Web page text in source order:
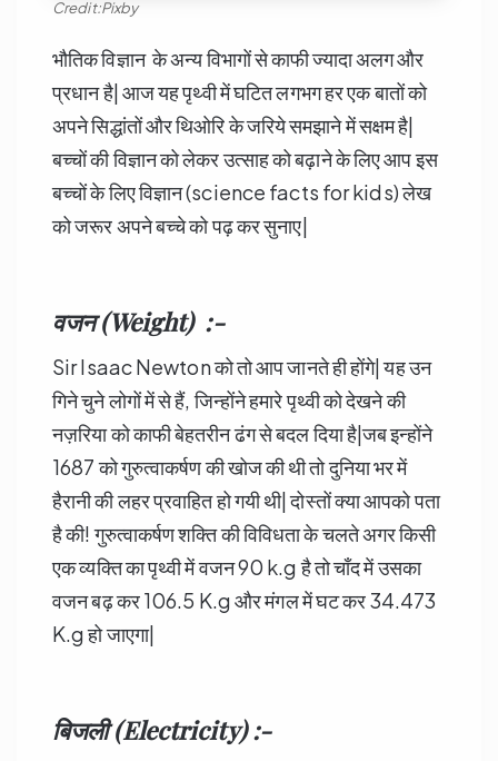
Credit:Pixby
भौतिक विज्ञान के अन्य विभागों से काफी ज्यादा अलग और
प्रधान है| आज यह पृथ्वी में घटित लगभग हर एक बातों को
अपने सिद्धांतों और थिओरि के जरिये समझाने में सक्षम है|
बच्चों की विज्ञान को लेकर उत्साह को बढ़ाने के लिए आप इस
बच्चों के लिए विज्ञान (science facts for kids) लेख
को जरूर अपने बच्चे को पढ़ कर सुनाए|
वजन (Weight) :-
Sir Isaac Newton को तो आप जानते ही होंगे| यह उन
गिने चुने लोगों में से हैं, जिन्होंने हमारे पृथ्वी को देखने की
नज़रिया को काफी बेहतरीन ढंग से बदल दिया है|जब इन्होंने
1687 को गुरुत्वाकर्षण की खोज की थी तो दुनिया भर में
हैरानी की लहर प्रवाहित हो गयी थी| दोस्तों क्या आपको पता
है की! गुरुत्वाकर्षण शक्ति की विविधता के चलते अगर किसी
एक व्यक्ति का पृथ्वी में वजन 90 k.g है तो चाँद में उसका
वजन बढ़ कर 106.5 K.g और मंगल में घट कर 34.473
K.g हो जाएगा|
बिजली (Electricity) :-